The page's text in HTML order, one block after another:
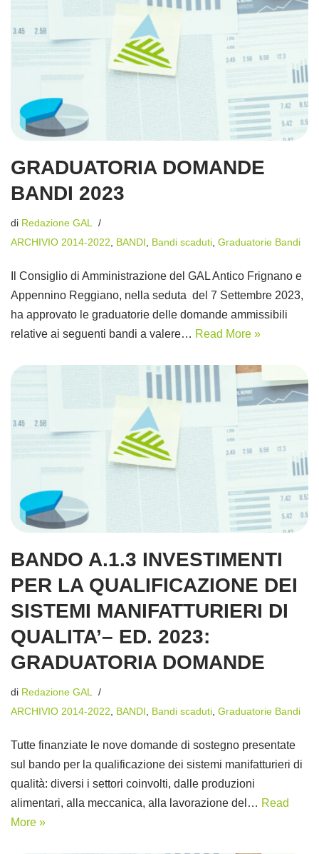
GRADUATORIA DOMANDE
BANDI 2023
di Redazione GAL
ARCHIVIO 2014-2022, BANDI, Bandi scaduti, Graduatorie Bandi
Il Consiglio di Amministrazione del GAL Antico Frignano e
Appennino Reggiano, nella seduta del 7 Settembre 2023,
ha approvato le graduatorie delle domande ammissibili
relative ai seguenti bandi a valere… Read More »
BANDO A.1.3 INVESTIMENTI
PER LA QUALIFICAZIONE DEI
SISTEMI MANIFATTURIERI DI
QUALITA’– ED. 2023:
GRADUATORIA DOMANDE
di Redazione GAL
ARCHIVIO 2014-2022, BANDI, Bandi scaduti, Graduatorie Bandi
Tutte finanziate le nove domande di sostegno presentate
sul bando per la qualificazione dei sistemi manifatturieri di
qualità: diversi i settori coinvolti, dalle produzioni
alimentari, alla meccanica, alla lavorazione del… Read
More »